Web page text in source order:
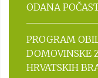
ODANA
PROGRAM
DOMOVINSKE
HRVATSKIH